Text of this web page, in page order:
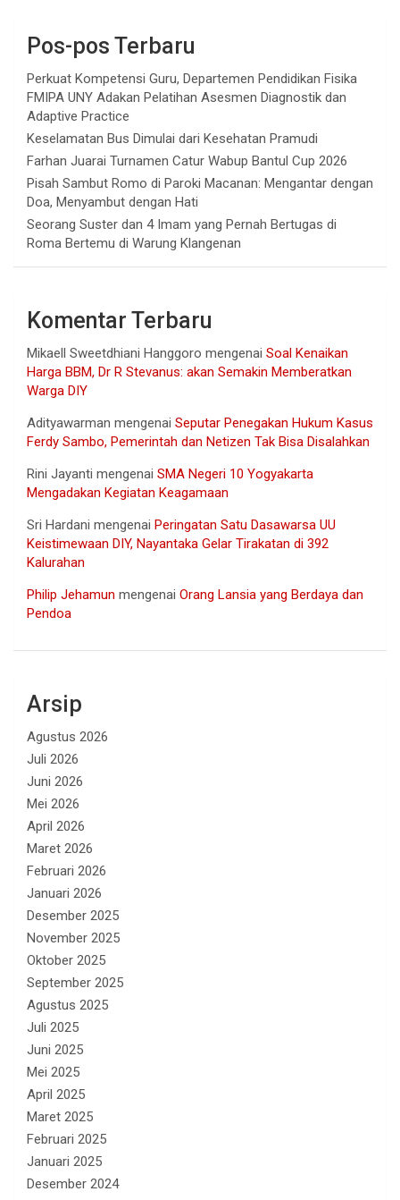
Pos-pos Terbaru
Perkuat Kompetensi Guru, Departemen Pendidikan Fisika
FMIPA UNY Adakan Pelatihan Asesmen Diagnostik dan
Adaptive Practice
Keselamatan Bus Dimulai dari Kesehatan Pramudi
Farhan Juarai Turnamen Catur Wabup Bantul Cup 2026
Pisah Sambut Romo di Paroki Macanan: Mengantar dengan
Doa, Menyambut dengan Hati
Seorang Suster dan 4 Imam yang Pernah Bertugas di
Roma Bertemu di Warung Klangenan
Komentar Terbaru
Mikaell Sweetdhiani Hanggoro mengenai Soal Kenaikan
Harga BBM, Dr R Stevanus: akan Semakin Memberatkan
Warga DIY
Adityawarman mengenai Seputar Penegakan Hukum Kasus
Ferdy Sambo, Pemerintah dan Netizen Tak Bisa Disalahkan
Rini Jayanti mengenai SMA Negeri 10 Yogyakarta
Mengadakan Kegiatan Keagamaan
Sri Hardani mengenai Peringatan Satu Dasawarsa UU
Keistimewaan DIY, Nayantaka Gelar Tirakatan di 392
Kalurahan
Philip Jehamun mengenai Orang Lansia yang Berdaya dan
Pendoa
Arsip
Agustus 2026
Juli 2026
Juni 2026
Mei 2026
April 2026
Maret 2026
Februari 2026
Januari 2026
Desember 2025
November 2025
Oktober 2025
September 2025
Agustus 2025
Juli 2025
Juni 2025
Mei 2025
April 2025
Maret 2025
Februari 2025
Januari 2025
Desember 2024